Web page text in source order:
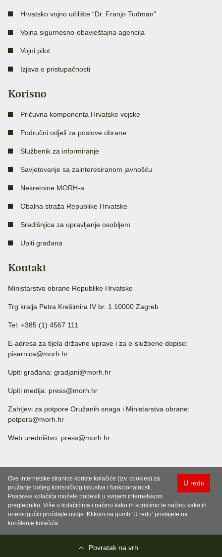
Hrvatsko vojno učilište “Dr. Franjo Tuđman”
Vojna sigurnosno-obavještajna agencija
Vojni pilot
Izjava o pristupačnosti
Korisno
Pričuvna komponenta Hrvatske vojske
Područni odjeli za poslove obrane
Službenik za informiranje
Savjetovanje sa zainteresiranom javnošću
Nekretnine MORH-a
Obalna straža Republike Hrvatske
Središnjica za upravljanje osobljem
Upiti građana
Kontakt
Ministarstvo obrane Republike Hrvatske
Trg kralja Petra Krešimira IV br. 1 10000 Zagreb
Tel: +385 (1) 4567 111
E-adresa za tijela državne uprave i za e-službene dopise:
pisarnica@morh.hr
Upiti građana: gradjani@morh.hr
Upiti medija: press@morh.hr
Zahtjevi za potpore Oružanih snaga i Ministarstva obrane:
potpora@morh.hr
Web uredništvo: press@morh.hr
U redu
Ove internetske stranice koriste kolačiće (tzv. cookies) za
pružanje boljeg korisničkog iskustva i funkcionalnosti.
Postavke kolačića možete podesiti u svojem internetskom
pregledniku. Više o kolačićima i načinu kako ih koristimo te načinu kako ih
onemogućiti pročitajte ovdje. Klikom na gumb ‘U redu’ pristajete na
korištenje kolačića.
Povratak na vrh